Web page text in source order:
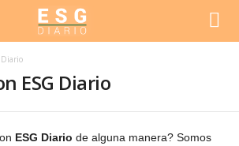
ESG Diario
ESG Diario de alguna manera? Somos